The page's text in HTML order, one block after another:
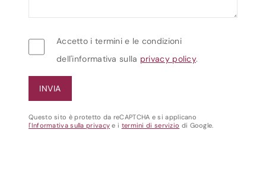
Accetto i termini e le condizioni
dell'informativa sulla privacy policy.
Questo sito è protetto da reCAPTCHA e si applicano
l'Informativa sulla privacy e i termini di servizio di Google.